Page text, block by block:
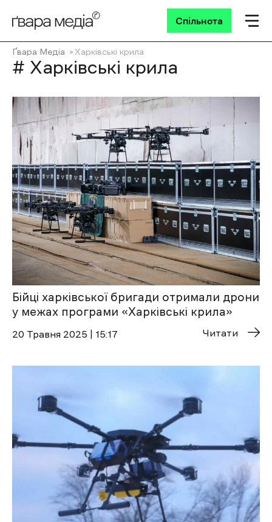
Спільнота
Ґвара Медіа Харківські крила
# Харківські крила
Бійці харківської бригади отримали дрони
у межах програми «Харківські крила»
20 Травня 2025 | 15:17 Читати